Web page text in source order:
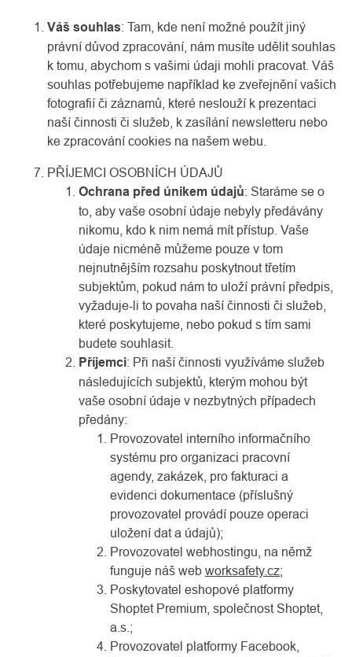
Váš souhlas: Tam, kde není možné použít jiný
právní důvod zpracování, nám musíte udělit souhlas
k tomu, abychom s vašimi údaji mohli pracovat. Váš
souhlas potřebujeme například ke zveřejnění vašich
fotografií či záznamů, které neslouží k prezentaci
naší činnosti či služeb, k zasílání newsletteru nebo
ke zpracování cookies na našem webu.
PŘÍJEMCI OSOBNÍCH ÚDAJŮ
Ochrana před únikem údajů: Staráme se o
to, aby vaše osobní údaje nebyly předávány
nikomu, kdo k nim nemá mít přístup. Vaše
údaje nicméně můžeme pouze v tom
nejnutnějším rozsahu poskytnout třetím
subjektům, pokud nám to uloží právní předpis,
vyžaduje-li to povaha naší činnosti či služeb,
které poskytujeme, nebo pokud s tím sami
budete souhlasit.
Příjemci: Při naší činnosti využíváme služeb
následujících subjektů, kterým mohou být
vaše osobní údaje v nezbytných případech
předány:
Provozovatel interního informačního
systému pro organizaci pracovní
agendy, zakázek, pro fakturaci a
evidenci dokumentace (příslušný
provozovatel provádí pouze operaci
uložení dat a údajů);
Provozovatel webhostingu, na němž
funguje náš web worksafety.cz;
Poskytovatel eshopové platformy
Shoptet Premium, společnost Shoptet,
a.s.;
Provozovatel platformy Facebook,